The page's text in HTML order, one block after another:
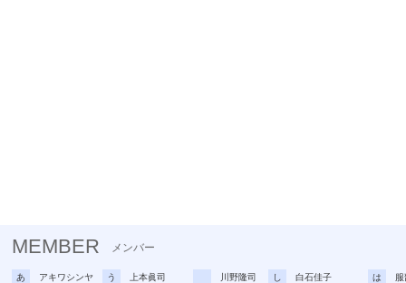
MEMBER メンバー
あ
アキワシンヤ
う
上本眞司
川野隆司
し
白石佳子
は